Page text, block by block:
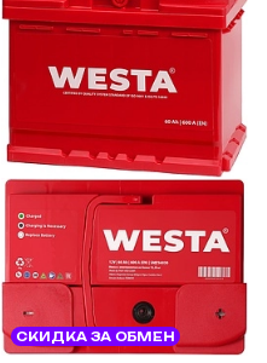
СКИДКА ЗА ОБМЕН